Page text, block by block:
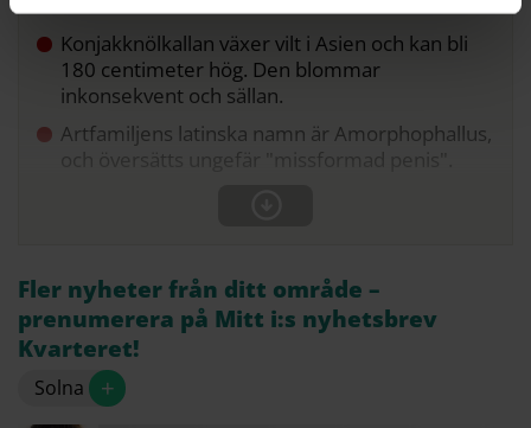
Konjakknölkallan växer vilt i Asien och kan bli
180 centimeter hög. Den blommar
inkonsekvent och sällan.
Artfamiljens latinska namn är Amorphophallus,
och översätts ungefär "missformad penis".
Fler nyheter från ditt område –
prenumerera på Mitt i:s nyhetsbrev
Kvarteret!
Solna +